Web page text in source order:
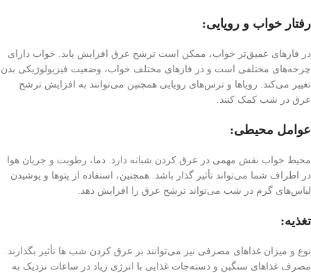
رفتار خواب و رویایی:
در فازهای عمیق‌تر خواب، ممکن است ترشح عرق افزایش یابد. خواب دارای
چرخه‌های مختلفی است و در فازهای مختلف خواب، وضعیت فیزیولوژیکی بدن
تغییر می‌کند. رویاها و ترس‌های رویایی همچنین می‌توانند به افزایش ترشح
عرق در شب کمک کنند.
عوامل محیطی:
محیط خواب نقش مهمی در عرق کردن شبانه دارد. دما، رطوبت و جریان هوا
در اطراف شما می‌تواند تأثیر گذار باشد. همچنین، استفاده از پتو‌ها و پوشیدن
لباس‌های گرم در شب می‌تواند ترشح عرق را افزایش دهد.
تغذیه:
نوع و میزان غذاهای مصرفی نیز می‌توانند بر عرق کردن شب ها تأثیر بگذارند.
مصرف غذاهای سنگین و دسته‌جات غذایی با انرژی زیاد در ساعات نزدیک به